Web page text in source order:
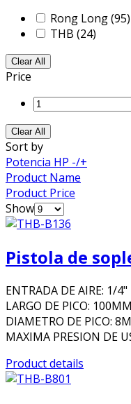
Rong Long(95)
THB (24)
Clear All
Price
Clear All
Sort by
Potencia HP -/+
Product Name
Product Price
Show
Pistola de
ENTRADA DE AIRE: 1/
LARGO DE PICO: 100MM
DIAMETRO DE PICO:
MAXIMA PRESION DE
Product details